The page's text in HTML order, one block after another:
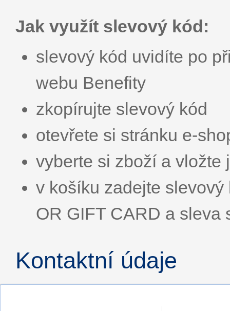
Jak využít slevový kód:
slevový kód uvidíte po
webu Benefity
zkopírujte slevový kód
otevřete si stránku e-
vyberte si zboží a vložte
v košíku zadejte
OR GIFT CARD a sleva
Kontaktní údaje